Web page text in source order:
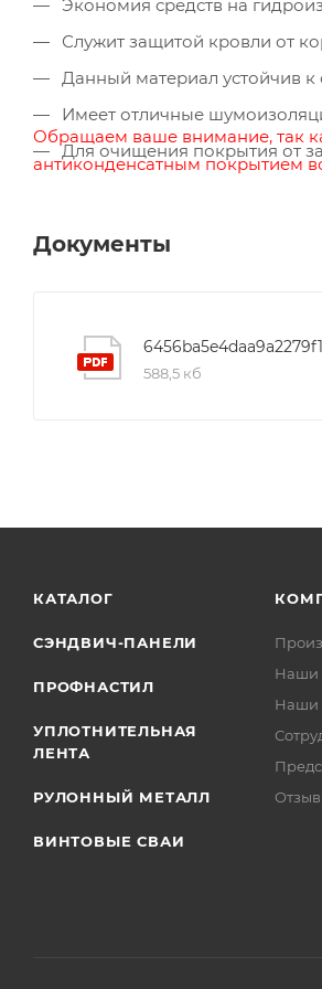
Экономия средств на
Служит защитой кровли от
Данный материал устойчив
Имеет отличные
Для очищения покрытия от
Обращаем ваше внимание, так
антиконденсатным покрытием
Документы
588,5 кб
КАТАЛОГ
СЭНДВИЧ-ПАНЕЛИ
ПРОФНАСТИЛ
УПЛОТНИТЕЛЬНАЯ
ЛЕНТА
РУЛОННЫЙ МЕТАЛЛ
ВИНТОВЫЕ СВАИ
Наши
Наши